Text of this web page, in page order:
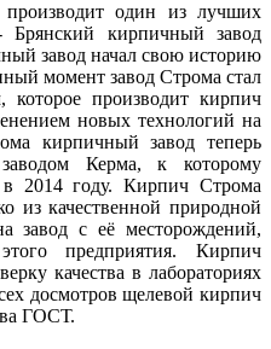
один из лучших
кирпичный завод
завод начал свою историю
момент завод Строма стал
которое производит кирпич
новых технологий на
кирпичный завод теперь
Керма, к которому
в 2014 году. Кирпич Строма
из качественной природной
завод с её месторождений,
предприятия. Кирпич
качества в лабораториях
досмотров щелевой кирпич
ГОСТ.